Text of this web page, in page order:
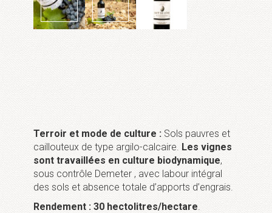
Terroir et mode de culture : Sols pauvres et
caillouteux de type argilo-calcaire. Les vignes
sont travaillées en culture biodynamique,
sous contrôle Demeter , avec labour intégral
des sols et absence totale d’apports d’engrais.
Rendement : 30 hectolitres/hectare